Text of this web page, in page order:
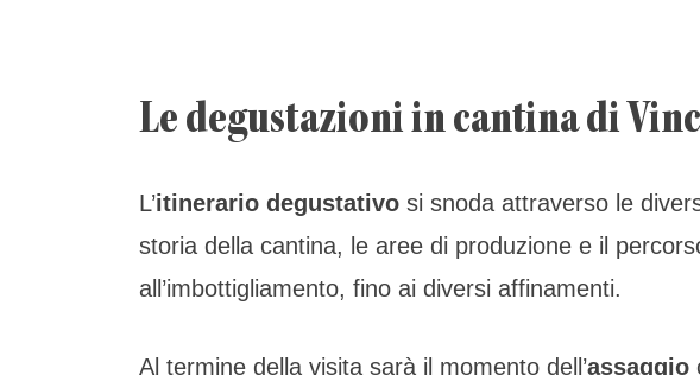
Le degustazioni in cantina di
L’itinerario degustativo si snoda attraverso le
storia della cantina, le aree di produzione e il
all’imbottigliamento, fino ai diversi affinamenti.
Al termine della visita sarà il momento dell’assaggio